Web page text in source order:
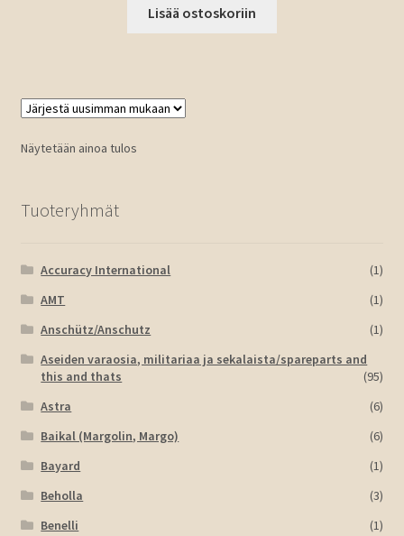
Lisää ostoskoriin
Näytetään ainoa tulos
Tuoteryhmät
Accuracy International
(1)
AMT
(1)
Anschütz/Anschutz
(1)
Aseiden varaosia, militariaa ja sekalaista/spareparts and
this and thats
(95)
Astra
(6)
Baikal (Margolin, Margo)
(6)
Bayard
(1)
Beholla
(3)
Benelli
(1)